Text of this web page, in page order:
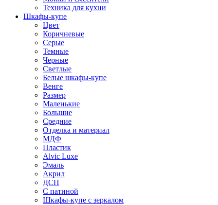
Техника для кухни
Шкафы-купе
Цвет
Коричневые
Серые
Темные
Черные
Светлые
Белые шкафы-купе
Венге
Размер
Маленькие
Большие
Средние
Отделка и материал
МДФ
Пластик
Alvic Luxe
Эмаль
Акрил
ДСП
С патиной
Шкафы-купе с зеркалом